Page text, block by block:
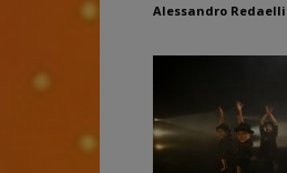
Alessandro Redaelli